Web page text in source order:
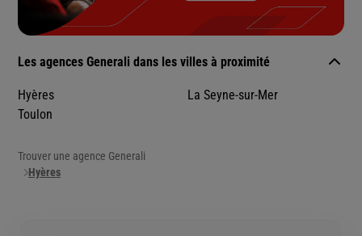
Les agences Generali dans les villes à proximité
Hyères
Toulon
La Seyne-sur-Mer
Trouver une agence Generali
Hyères